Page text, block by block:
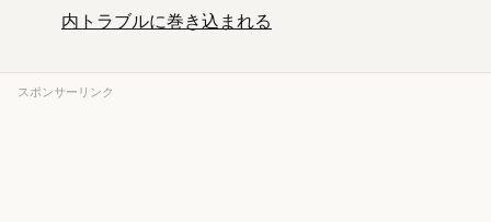
内トラブルに巻き込まれる
スポンサーリンク